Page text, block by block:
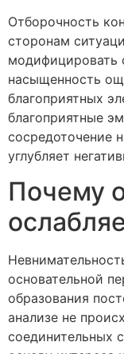
Отборочность
сторонам
насыщенность
благоприятных
благоприятные
сосредоточение
углубляет
Почему
основательной
образования
анализе не
соединительных